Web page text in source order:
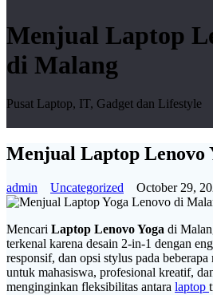
Menjual Laptop
di Malang
Pusat Laptop, IT, Gadget dan Lifestyle
Menjual Laptop Lenovo
admin Uncategorized October 29,
Mencari Laptop Lenovo Yoga di
terkenal karena desain 2-in-1 dengan
responsif, dan opsi stylus pada
untuk mahasiswa, profesional kreatif,
menginginkan fleksibilitas antara laptop